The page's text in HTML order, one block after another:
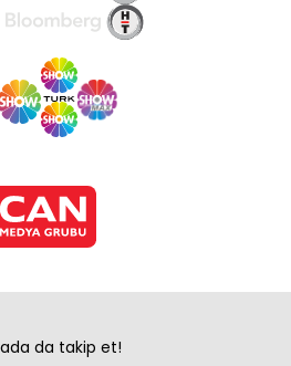
da takip et!